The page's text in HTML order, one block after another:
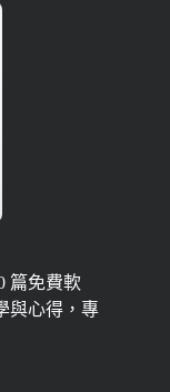
篇免費軟
與心得，專